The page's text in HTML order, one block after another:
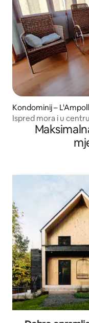
Kondominij –
Ispred mora i u